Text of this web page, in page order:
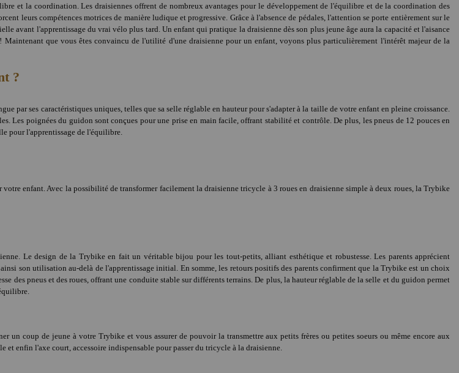
et la coordination. Les draisiennes offrent de nombreux avantages pour le développement de l'équilibre et de la coordination des
leurs compétences motrices de manière ludique et progressive. Grâce à l'absence de pédales, l'attention se porte entièrement sur le
avant l'apprentissage du vrai vélo plus tard. Un enfant qui pratique la draisienne dès son plus jeune âge aura la capacité et l'aisance
que vous êtes convaincu de l'utilité d'une draisienne pour un enfant, voyons plus particulièrement l'intérêt majeur de la
?
par ses caractéristiques uniques, telles que sa selle réglable en hauteur pour s'adapter à la taille de votre enfant en pleine croissance.
Les poignées du guidon sont conçues pour une prise en main facile, offrant stabilité et contrôle. De plus, les pneus de 12 pouces en
pour l'apprentissage de l'équilibre.
enfant. Avec la possibilité de transformer facilement la draisienne tricycle à 3 roues en draisienne simple à deux roues, la Trybike
Le design de la Trybike en fait un véritable bijou pour les tout-petits, alliant esthétique et robustesse. Les parents apprécient
son utilisation au-delà de l'apprentissage initial. En somme, les retours positifs des parents confirment que la Trybike est un choix
des pneus et des roues, offrant une conduite stable sur différents terrains. De plus, la hauteur réglable de la selle et du guidon permet
un coup de jeune à votre Trybike et vous assurer de pouvoir la transmettre aux petits frères ou petites soeurs ou même encore aux
enfin l'axe court, accessoire indispensable pour passer du tricycle à la draisienne.